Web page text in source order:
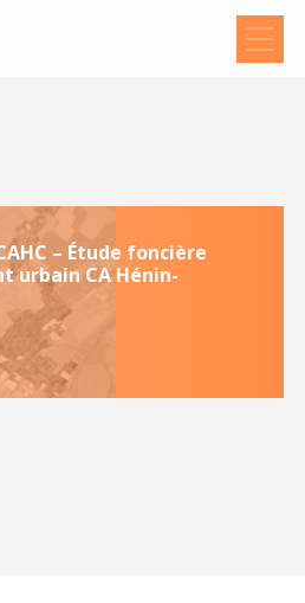
– Étude foncière
urbain CA Hénin-